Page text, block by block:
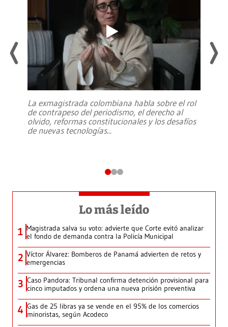
La exmagistrada colombiana habla sobre el rol
de contrapeso del periodismo, el derecho al
olvido, reformas constitucionales y los desafíos
de nuevas tecnologías...
Lo más leído
1 Magistrada salva su voto: advierte que Corte evitó analizar
el fondo de demanda contra la Policía Municipal
2 Víctor Álvarez: Bomberos de Panamá advierten de retos y
emergencias
3 Caso Pandora: Tribunal confirma detención provisional para
cinco imputados y ordena una nueva prisión preventiva
4 Gas de 25 libras ya se vende en el 95% de los comercios
minoristas, según Acodeco